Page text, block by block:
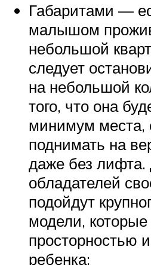
Габаритами —
малышом
небольшой
следует
на небольшой
того, что она
минимум места,
поднимать на
даже без лифта.
обладателей
подойдут
модели,
просторностью
ребенка;